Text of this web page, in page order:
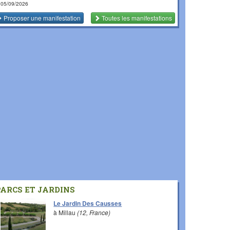
09/2026
Proposer une manifestation Toutes les manifestations
ET JARDINS
Le Jardin Des Causses
à Millau(12, France)